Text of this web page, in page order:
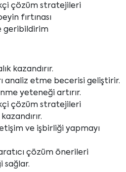
çözüm stratejileri
fırtınası
geribildirim
kazandırır.
analiz etme becerisi geliştirir.
yeteneği artırır.
çözüm stratejileri
ve işbirliği yapmayı
çözüm önerileri
sağlar.